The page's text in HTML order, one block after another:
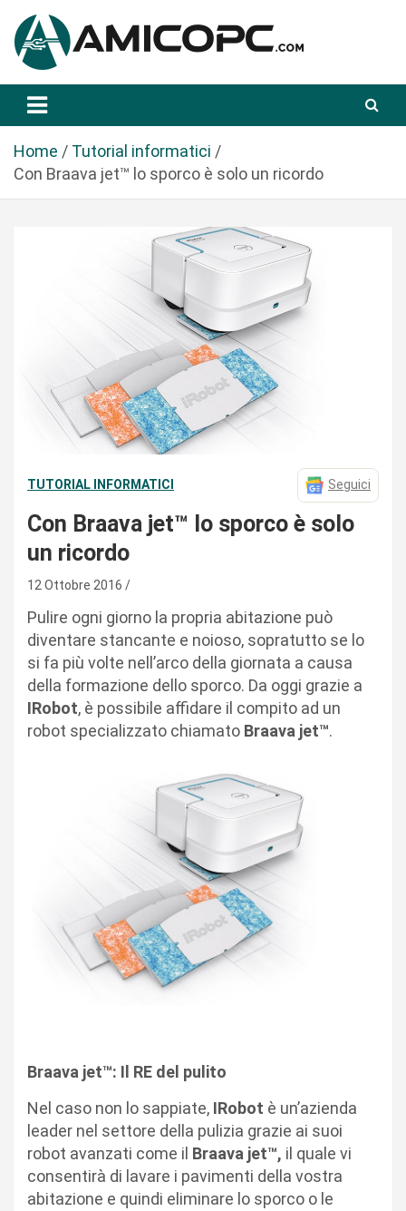
a
Amicopc.com
Home
Tutorial informatici
Con Braava jet™ lo sporco è solo un ricordo
TUTORIAL INFORMATICI Seguici
Con Braava jet™ lo sporco è solo
un ricordo
12 Ottobre 2016
Pulire ogni giorno la propria abitazione può
diventare stancante e noioso, sopratutto se lo
si fa più volte nell’arco della giornata a causa
della formazione dello sporco. Da oggi grazie a
IRobot, è possibile affidare il compito ad un
robot specializzato chiamato Braava jet™.
Braava jet™: Il RE del pulito
Nel caso non lo sappiate, IRobot è un’azienda
leader nel settore della pulizia grazie ai suoi
robot avanzati come il Braava jet™, il quale vi
consentirà di lavare i pavimenti della vostra
abitazione e quindi eliminare lo sporco o le